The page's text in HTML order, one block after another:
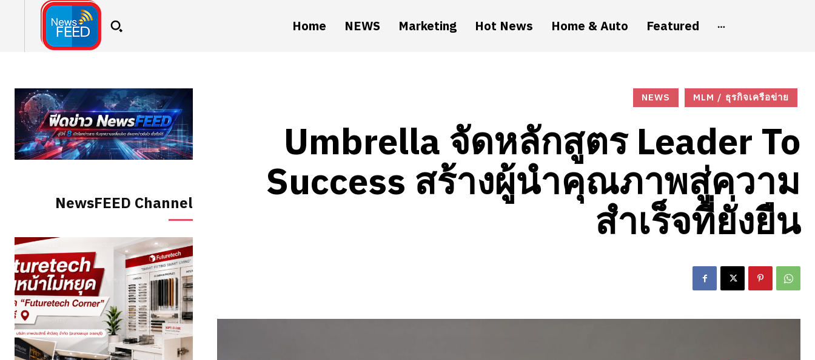
Home NEWS Marketing Hot News Home & Auto Featured
NewsFEED Channel
NEWS MLM / ธุรกิจเครือข่าย
Umbrella จัดหลักสูตร Leader To
Success สร้างผู้นำคุณภาพสู่ความ
สำเร็จที่ยั่งยืน